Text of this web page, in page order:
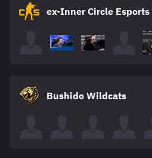
ex-Inner Circle Esports
Bushido Wildcats